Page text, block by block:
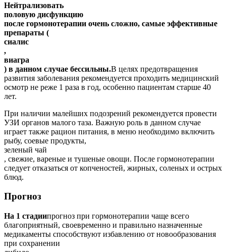
Нейтрализовать
половую дисфункцию
после гормонотерапии очень сложно, самые эффективные
препараты (
сиалис
,
виагра
) в данном случае бессильны.В целях предотвращения
развития заболевания рекомендуется проходить медицинский
осмотр не реже 1 раза в год, особенно пациентам старше 40
лет.
При наличии малейших подозрений рекомендуется провести
УЗИ органов малого таза. Важную роль в данном случае
играет также рацион питания, в меню необходимо включить
рыбу, соевые продукты,
зеленый чай
, свежие, вареные и тушеные овощи. После гормонотерапии
следует отказаться от копченостей, жирных, соленых и острых
блюд.
Прогноз
На 1 стадиипрогноз при гормонотерапии чаще всего
благоприятный, своевременно и правильно назначенные
медикаменты способствуют избавлению от новообразования
при сохранении